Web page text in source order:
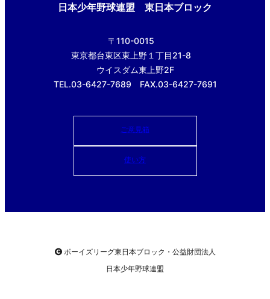
日本少年野球連盟 東日本ブロック
〒110-0015
東京都台東区東上野１丁目21-8
ウイスダム東上野2F
TEL.03-6427-7689 FAX.03-6427-7691
ご意見箱
使い方
ボーイズリーグ東日本ブロック・公益財団法人
日本少年野球連盟